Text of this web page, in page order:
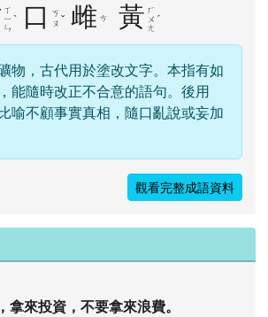
ㄒ
ㄧ
ㄣ
ˋ 口
ㄎ
ㄡ ˇ 雌 ㄘ 黃 ㄏ
ㄨ
ㄤ
ˊ
物，古代用於塗改文字。本指有如
能隨時改正不合意的語句。後用
喻不顧事實真相，隨口亂說或妄加
觀看完整成語資料
拿來投資，不要拿來浪費。